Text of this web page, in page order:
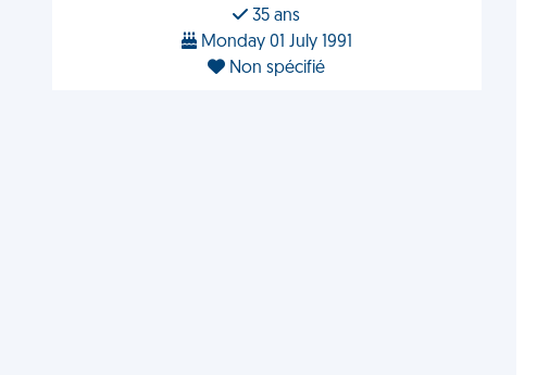
35 ans
Monday 01 July 1991
Non spécifié